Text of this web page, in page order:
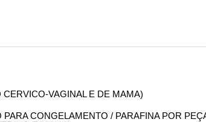
VAGINAL E DE MAMA)
CONGELAMENTO / PARAFINA POR